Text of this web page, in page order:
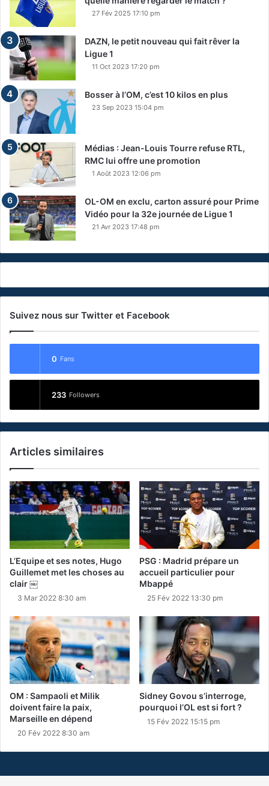
27 Fév 2025 17:10 pm
DAZN, le petit nouveau qui fait rêver la
Ligue 1
11 Oct 2023 17:20 pm
Bosser à l’OM, c’est 10 kilos en plus
23 Sep 2023 15:04 pm
Médias : Jean-Louis Tourre refuse RTL,
RMC lui offre une promotion
1 Août 2023 12:06 pm
OL-OM en exclu, carton assuré pour Prime
Vidéo pour la 32e journée de Ligue 1
21 Avr 2023 17:48 pm
Suivez nous sur Twitter et Facebook
0 Fans
233 Followers
Articles similaires
L’Equipe et ses notes, Hugo
Guillemet met les choses au
clair ￼
3 Mar 2022 8:30 am
PSG : Madrid prépare un
accueil particulier pour
Mbappé
25 Fév 2022 13:30 pm
OM : Sampaoli et Milik
doivent faire la paix,
Marseille en dépend
20 Fév 2022 8:30 am
Sidney Govou s’interroge,
pourquoi l’OL est si fort ?
15 Fév 2022 15:15 pm